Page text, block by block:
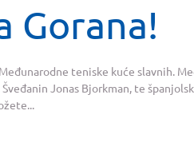
Gorana!
teniske kuće slavnih.
Jonas Bjorkman, te